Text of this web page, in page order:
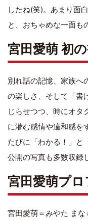
したね(笑)。あまり面
と、おちゃめな一面も
宮田愛萌 初
別れ話の記憶、家族へ
の楽しさ、そして「書
じらせつつ、時にオタ
に潜む感情や違和感を
たびに「わかる！」と
公開の写真も多数収録
宮田愛萌プ
宮田愛萌＝みやた ま